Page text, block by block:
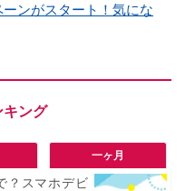
ンがスタート！気にな
一ヶ月
？スマホデビ